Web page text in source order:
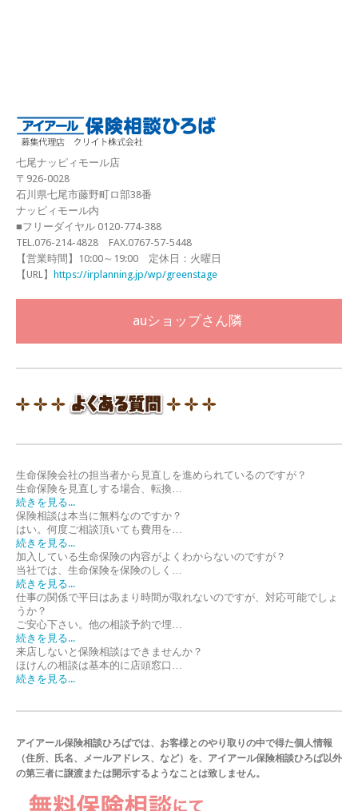
七尾ナッピィモール店
〒926-0028
石川県七尾市藤野町ロ部38番
ナッピィモール内
■フリーダイヤル 0120-774-388
TEL.076-214-4828 FAX.0767-57-5448
【営業時間】10:00～19:00 定休日：火曜日
【URL】 https://irplanning.jp/wp/greenstage
auショップさん隣
生命保険会社の担当者から見直しを進められているのですが？
生命保険を見直しする場合、転換…
続きを見る...
保険相談は本当に無料なのですか？
はい。何度ご相談頂いても費用を…
続きを見る...
加入している生命保険の内容がよくわからないのですが？
当社では、生命保険を保険のしく…
続きを見る...
仕事の関係で平日はあまり時間が取れないのですが、対応可能でしょ
うか？
ご安心下さい。他の相談予約で埋…
続きを見る...
来店しないと保険相談はできませんか？
ほけんの相談は基本的に店頭窓口…
続きを見る...
アイアール保険相談ひろばでは、お客様とのやり取りの中で得た個人情報
（住所、氏名、メールアドレス、など）を、アイアール保険相談ひろば以外
の第三者に譲渡または開示するようなことは致しません。